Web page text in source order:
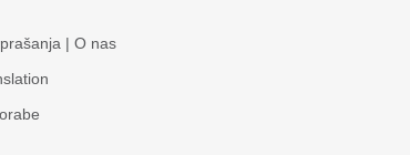
| O nas